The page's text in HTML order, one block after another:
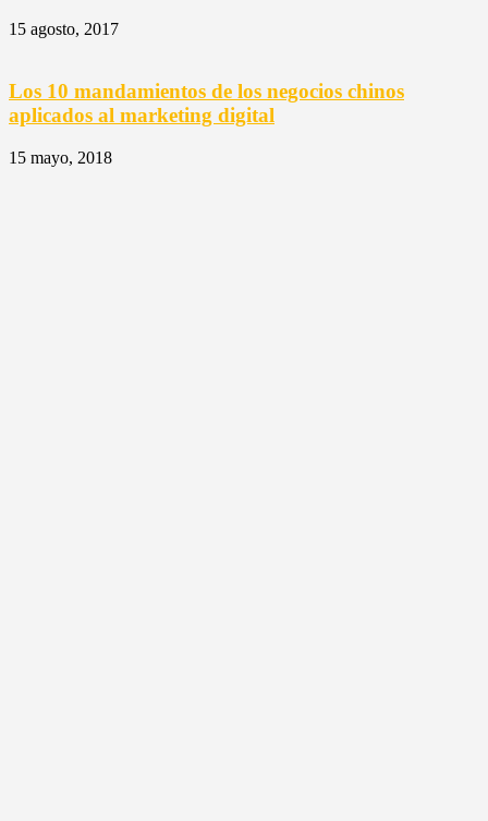
15 agosto, 2017
Los 10 mandamientos de los negocios chinos
aplicados al marketing digital
15 mayo, 2018